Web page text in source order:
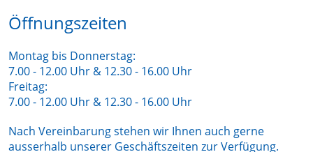
Öffnungszeiten
Montag bis Donnerstag:
7.00 - 12.00 Uhr & 12.30 - 16.00 Uhr
Freitag:
7.00 - 12.00 Uhr & 12.30 - 16.00 Uhr
Nach Vereinbarung stehen wir Ihnen auch gerne
ausserhalb unserer Geschäftszeiten zur Verfügung.